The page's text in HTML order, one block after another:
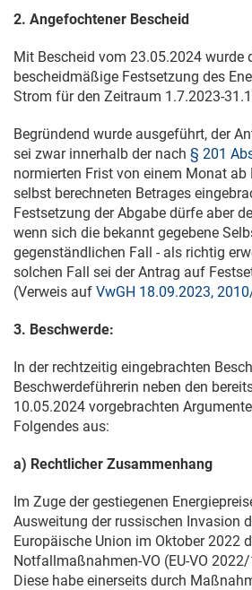
2. Angefochtener Bescheid
Mit Bescheid vom 23.05.2024 wurde
bescheidmäßige Festsetzung des
Strom für den Zeitraum 1.7.2023-
Begründend wurde ausgeführt, der
sei zwar innerhalb der nach § 201
normierten Frist von einem Monat ab
selbst berechneten Betrages
Festsetzung der Abgabe dürfe aber
wenn sich die bekannt gegebene
gegenständlichen Fall - als richtig
solchen Fall sei der Antrag auf
(Verweis auf VwGH 18.09.2023,
3. Beschwerde:
In der rechtzeitig eingebrachten
Beschwerdeführerin neben den
10.05.2024 vorgebrachten
Folgendes aus:
a) Rechtlicher Zusammenhang
Im Zuge der gestiegenen
Ausweitung der russischen Invasion
Europäische Union im Oktober 2022
Notfallmaßnahmen-VO (EU-VO
Diese habe einerseits durch